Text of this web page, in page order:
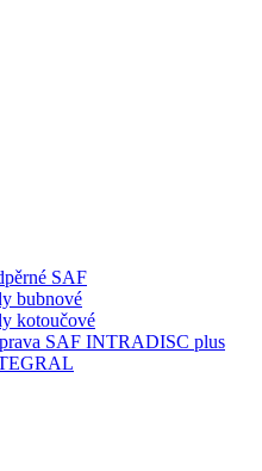
SAF
bubnové
kotoučové
SAF INTRADISC plus